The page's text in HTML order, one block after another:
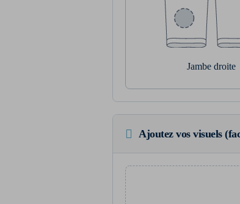
Jambe droite
Ajoutez vos visuels